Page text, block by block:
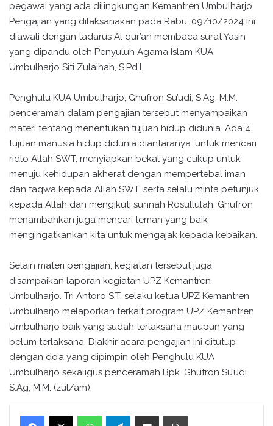
pegawai yang ada dilingkungan Kemantren Umbulharjo.
Pengajian yang dilaksanakan pada Rabu, 09/10/2024 ini
diawali dengan tadarus Al qur’an membaca surat Yasin
yang dipandu oleh Penyuluh Agama Islam KUA
Umbulharjo Siti Zulaihah, S.Pd.I.
Penghulu KUA Umbulharjo, Ghufron Su’udi, S.Ag. M.M.
penceramah dalam pengajian tersebut menyampaikan
materi tentang menentukan tujuan hidup didunia. Ada 4
tujuan manusia hidup didunia diantaranya: untuk mencari
ridlo Allah SWT, menyiapkan bekal yang cukup untuk
menuju kehidupan akherat dengan mempertebal iman
dan taqwa kepada Allah SWT, serta selalu minta petunjuk
kepada Allah dan mengikuti sunnah Rosullulah. Ghufron
menambahkan juga mencari teman yang baik
mengingatkankan kita untuk mengajak kepada kebaikan.
Selain materi pengajian, kegiatan tersebut juga
disampaikan laporan kegiatan UPZ Kemantren
Umbulharjo. Tri Antoro S.T. selaku ketua UPZ Kemantren
Umbulharjo melaporkan terkait program UPZ Kemantren
Umbulharjo baik yang sudah terlaksana maupun yang
belum terlaksana. Diakhir acara pengajian ini ditutup
dengan do’a yang dipimpin oleh Penghulu KUA
Umbulharjo sekaligus penceramah Bpk. Ghufron Su’udi
S.Ag, M.M. (zul/am).
WhatsApp Telegram